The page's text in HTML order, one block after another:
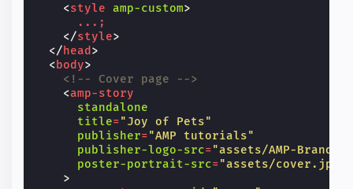
<style amp-custom>
...;
</style>
</ head >
<body>
<!-- Cover page -->
<amp-story
standalone
title="Joy of Pets"
publisher="AMP tutorials"
publisher-logo-src="assets/AMP-Brand-
poster-portrait-src="assets/cover.jpg"
>